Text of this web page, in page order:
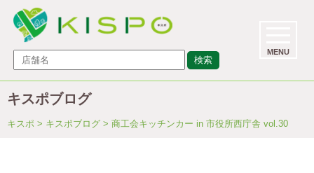
検索
MENU
キスポブログ
キスポ > キスポブログ > 商工会キッチンカー in 市役所西庁舎 vol.30